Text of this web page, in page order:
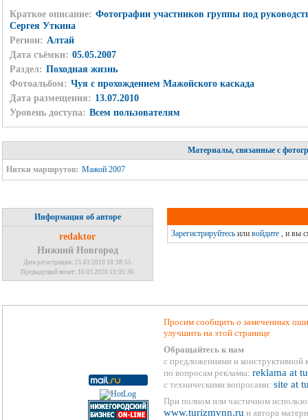
Краткое описание: Фотографии участников группы под
Сергея Уткина
Регион: Алтай
Дата съёмки: 05.05.2007
Раздел: Походная жизнь
Фотоальбом: Чуя с прохождением Мажойского каскада
Дата размещения: 13.07.2010
Уровень доступа: Всем пользователям
Материалы, связанные с
Нитки маршрутов: Мажой 2007
Информация об авторе
redaktor
Нижний Новгород
Дата регистрации: 21.03.2010 18:38:55
Предыдущий визит: 16.03.2020 13:05:36
Зарегистрируйтесьили войдите, и вы
Просим сообщить о замеченных
улучшить на этой странице
Обращайтесь к нам
с предложениями и конструктивной
по вопросам рекламы: reklama at
с техническими вопросами: site at
При полном или частичном
www.turizmvnn.ru и автора